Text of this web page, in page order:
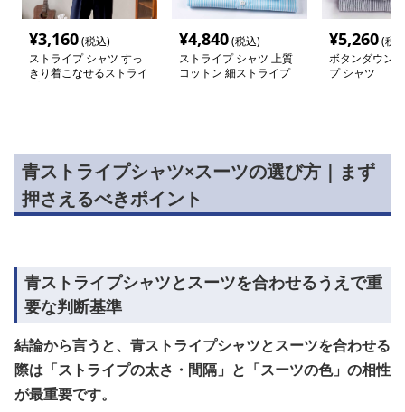
¥3,160(税込)
ストライプ シャツ すっ
きり着こなせるストライ
¥4,840(税込)
ストライプ シャツ 上質
コットン 細ストライプ
¥5,260(税
ボタンダウン
プ シャツ
青ストライプシャツ×スーツの選び方｜まず
押さえるべきポイント
青ストライプシャツとスーツを合わせるうえで重
要な判断基準
結論から言うと、青ストライプシャツとスーツを合わせる
際は「ストライプの太さ・間隔」と「スーツの色」の相性
が最重要です。